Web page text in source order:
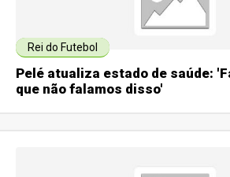
Rei do Futebol
Pelé atualiza estado de saúde:
que não falamos disso'